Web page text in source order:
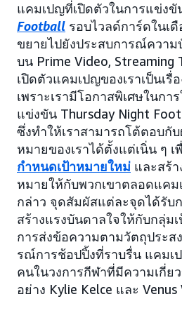
แคมเปญที่เปิดตัวในการแข่งขั
Football รอบไวลด์การ์ดในเ
ขยายไปยังประสบการณ์ความ
บน Prime Video, Streaming
เปิดตัวแคมเปญของเราเป็นเรื่
เพราะเรามีโอกาสพิเศษในกา
แข่งขัน Thursday Night
ซึ่งทำให้เราสามารถโต้ตอบกั
หมายของเราได้ตั้งแต่เนิ่น ๆ เ
กำหนดเป้าหมายใหม่ และสร้
หมายให้กับพวกเขาตลอดแคม
กล่าว จุดสัมผัสแต่ละจุดได้รับ
สร้างแรงบันดาลใจให้กับกลุ่ม
การส่งข้อความตามวัตถุประส
รณ์การช้อปปิ้งที่ราบรื่น แคมเ
คนในวงการกีฬาที่มีความเกี่ย
อย่าง Kylie Kelce และ Venus